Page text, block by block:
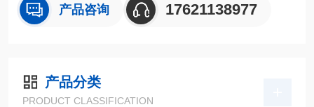
产品咨询 17621138977
产品分类
PRODUCT CLASSIFICATION